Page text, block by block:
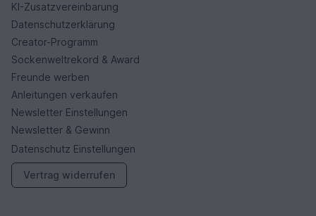
KI-Zusatzvereinbarung
Datenschutzerklärung
Creator-Programm
Sockenweltrekord & Award
Freunde werben
Anleitungen verkaufen
Newsletter Einstellungen
Newsletter & Gewinn
Datenschutz Einstellungen
Vertrag widerrufen